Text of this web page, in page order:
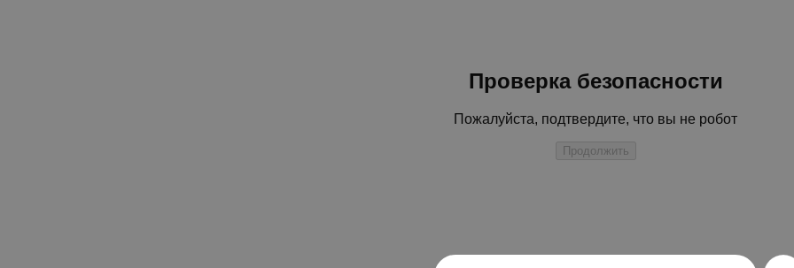
Проверка безопасности
Пожалуйста, подтвердите, что вы не робот
Продолжить